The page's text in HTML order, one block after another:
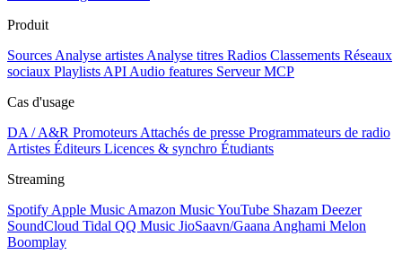
Produit
Sources Analyse artistes Analyse titres Radios Classements Réseaux
sociaux Playlists API Audio features Serveur MCP
Cas d'usage
DA / A&R Promoteurs Attachés de presse Programmateurs de radio
Artistes Éditeurs Licences & synchro Étudiants
Streaming
Spotify Apple Music Amazon MusicYouTube Shazam Deezer
SoundCloud Tidal QQ Music JioSaavn/Gaana Anghami Melon
Boomplay